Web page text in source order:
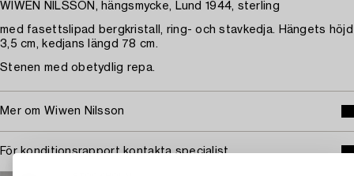
WIWEN NILSSON, hängsmycke, Lund 1944, sterling
med fasettslipad bergkristall, ring- och stavkedja. Hängets höjd
3,5 cm, kedjans längd 78 cm.
Stenen med obetydlig repa.
Mer om Wiwen Nilsson
För konditionsrapport kontakta specialist